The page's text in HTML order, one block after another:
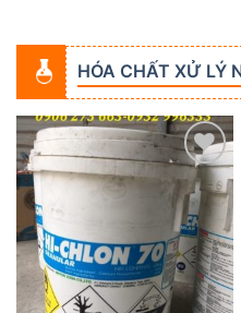
HÓA CHẤT XỬ LÝ
Add to
wishlist